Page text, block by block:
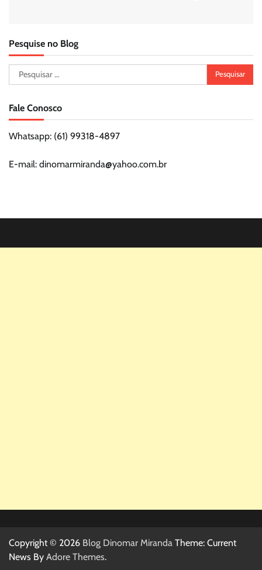
Pesquise no Blog
Pesquisar
por:
Fale Conosco
Whatsapp: (61) 99318-4897
E-mail: dinomarmiranda@yahoo.com.br
Copyright © 2026 Blog Dinomar Miranda Theme: Current
News By Adore Themes.